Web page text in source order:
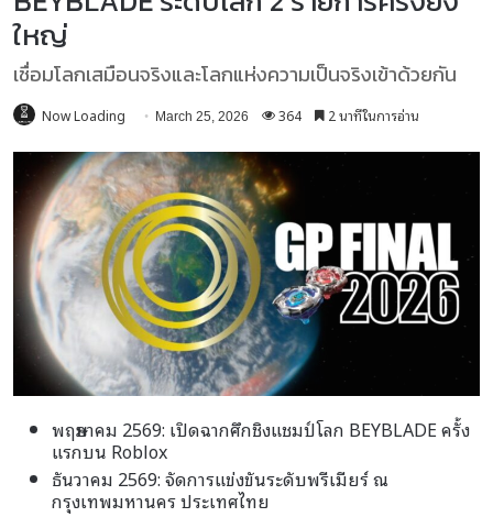
ใหญ่
เชื่อมโลกเสมือนจริงและโลกแห่งความเป็นจริงเข้าด้วยกัน
Now Loading March 25, 2026 364 2 นาทีในการอ่าน
พฤษภาคม 2569: เปิดฉากศึกชิงแชมป์โลก BEYBLADE ครั้ง
แรกบน Roblox
ธันวาคม 2569: จัดการแข่งขันระดับพรีเมียร์ ณ
กรุงเทพมหานคร ประเทศไทย